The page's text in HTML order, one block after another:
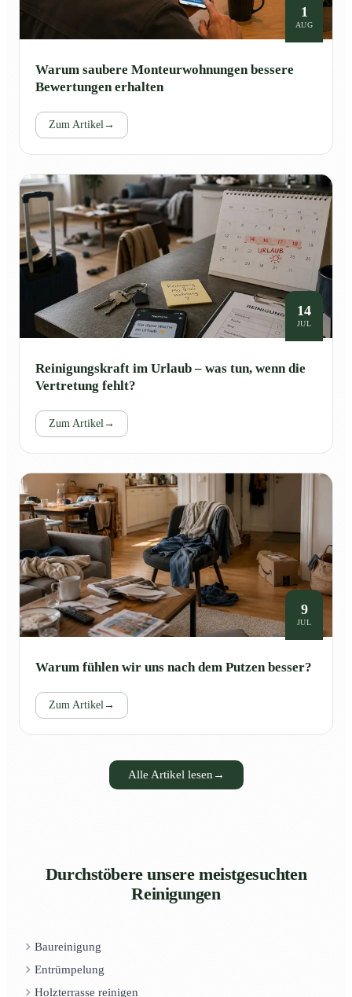
1
AUG
Warum saubere Monteurwohnungen bessere
Bewertungen erhalten
Zum Artikel →
14
JUL
Reinigungskraft im Urlaub – was tun, wenn die
Vertretung fehlt?
Zum Artikel →
9
JUL
Warum fühlen wir uns nach dem Putzen besser?
Zum Artikel →
Alle Artikel lesen →
Durchstöbere unsere meistgesuchten
Reinigungen
Baureinigung
Entrümpelung
Holzterrasse reinigen